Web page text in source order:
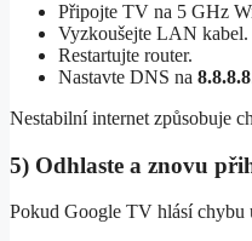
Připojte TV na 5 GHz
Vyzkoušejte LAN kabel.
Restartujte router.
Nastavte DNS na 8.8.8.8
Nestabilní internet způsobuje
5) Odhlaste a znovu
Pokud Google TV hlásí chybu